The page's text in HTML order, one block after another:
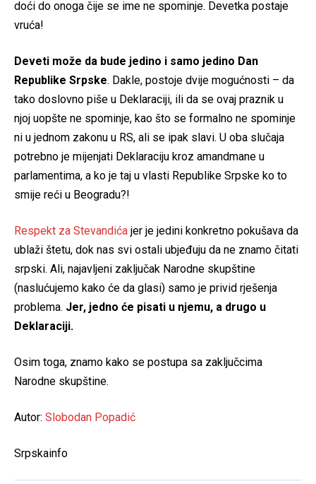
doći do onoga čije se ime ne spominje. Devetka postaje
vruća!
Deveti može da bude jedino i samo jedino Dan
Republike Srpske. Dakle, postoje dvije mogućnosti – da
tako doslovno piše u Deklaraciji, ili da se ovaj praznik u
njoj uopšte ne spominje, kao što se formalno ne spominje
ni u jednom zakonu u RS, ali se ipak slavi. U oba slučaja
potrebno je mijenjati Deklaraciju kroz amandmane u
parlamentima, a ko je taj u vlasti Republike Srpske ko to
smije reći u Beogradu?!
Respekt za Stevandića jer je jedini konkretno pokušava da
ublaži štetu, dok nas svi ostali ubjeđuju da ne znamo čitati
srpski. Ali, najavljeni zaključak Narodne skupštine
(naslućujemo kako će da glasi) samo je privid rješenja
problema. Jer, jedno će pisati u njemu, a drugo u
Deklaraciji.
Osim toga, znamo kako se postupa sa zaključcima
Narodne skupštine.
Autor: Slobodan Popadić
Srpskainfo